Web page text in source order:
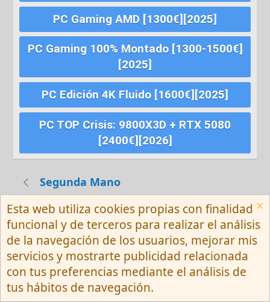
PC Gaming AMD [1300€][2025]
PC Gaming 100% Montado [1300-1500€]
[2025]
PC Edición 4K Fluido [1600€][2025]
PC TOP Crisis: 9800X3D + RTX 5080
[2400€][2026]
Segunda Mano
Español (Neutro) Tu
Contactarnos
Términos y reglas
Privacy policy
Ayuda
R
S
S
Community platform by XenForo ® © 2010-
2026 XenForo Ltd.
Esta web utiliza cookies propias con finalidad
funcional y de terceros para realizar el análisis
de la navegación de los usuarios, mejorar mis
servicios y mostrarte publicidad relacionada
con tus preferencias mediante el análisis de
tus hábitos de navegación.